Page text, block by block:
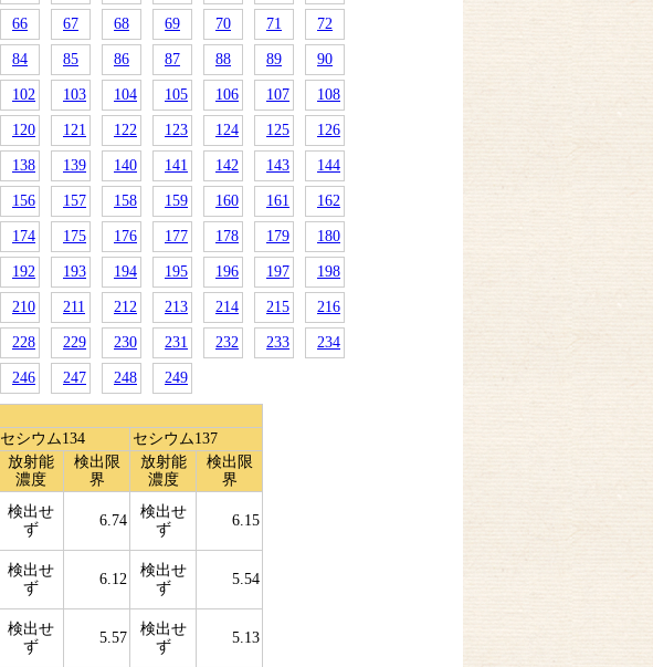
66 67 68 69 70 71 72
84 85 86 87 88 89 90
102 103 104 105 106 107 108
120 121 122 123 124 125 126
138 139 140 141 142 143 144
156 157 158 159 160 161 162
174 175 176 177 178 179 180
192 193 194 195 196 197 198
210 211 212 213 214 215 216
228 229 230 231 232 233 234
246 247 248 249
セシウム134
セシウム137
放射能
濃度
検出限
界
放射能
濃度
検出限
界
検出せ
ず
6.74
検出せ
ず
6.15
検出せ
ず
6.12
検出せ
ず
5.54
検出せ
ず
5.57
検出せ
ず
5.13